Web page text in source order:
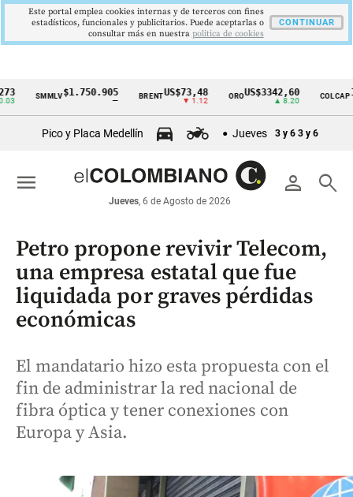
Cintillo
económicos
Colombia
SMMLV $1.750.905 BRENT US$73,48
▼ 1.12
ORO US$3342,60 COLCAP
Pico y Placa Medellín Jueves 3 y 6 3 y 6
person search
Jueves, 6 de Agosto de 2026
menu
Petro propone revivir Telecom,
una empresa estatal que fue
liquidada por graves pérdidas
económicas
El mandatario hizo esta propuesta con el
fin de administrar la red nacional de
fibra óptica y tener conexiones con
Europa y Asia.
Este portal emplea cookies internas y de terceros con fines
estadísticos, funcionales y publicitarios. Puede aceptarlas o
consultar más en nuestra politica de cookies
CONTINUAR